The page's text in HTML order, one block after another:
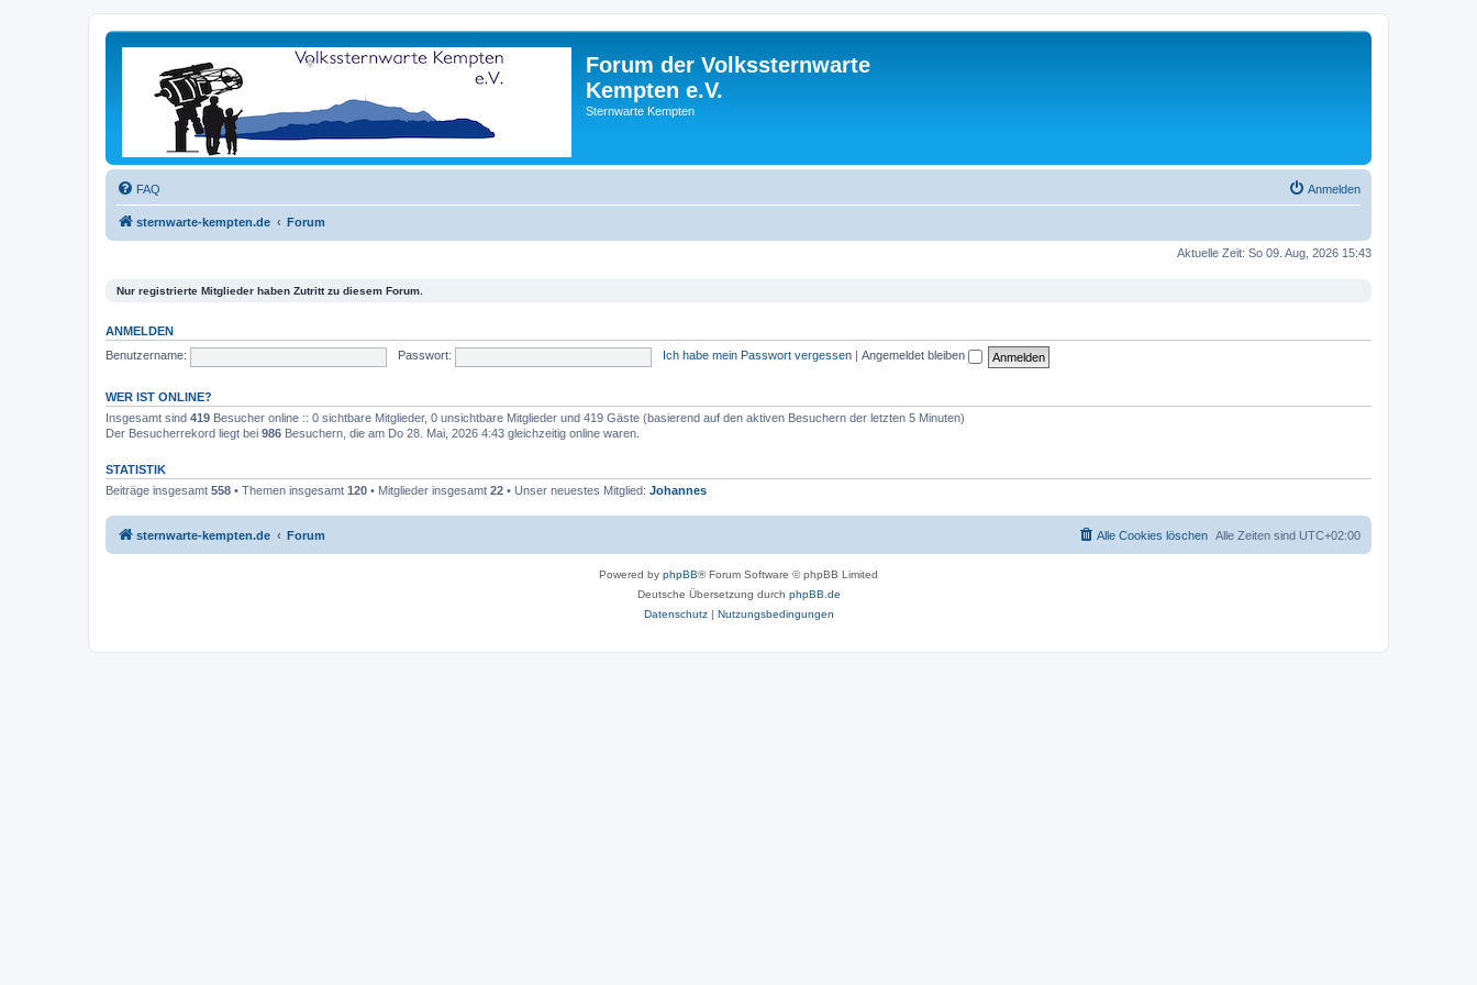
Forum der Volkssternwarte
Kempten e.V.
Sternwarte Kempten
FAQ Anmelden
sternwarte-kempten.de Forum
Aktuelle Zeit: So 09. Aug, 2026 15:43
Nur registrierte Mitglieder haben Zutritt zu diesem Forum.
ANMELDEN
Benutzername:
Passwort: Ich habe mein Passwort vergessen Angemeldet bleiben
WER IST ONLINE?
Insgesamt sind 419 Besucher online :: 0 sichtbare Mitglieder, 0 unsichtbare Mitglieder und 419 Gäste (basierend auf den aktiven Besuchern der letzten 5 Minuten)
Der Besucherrekord liegt bei 986 Besuchern, die am Do 28. Mai, 2026 4:43 gleichzeitig online waren.
STATISTIK
Beiträge insgesamt 558 • Themen insgesamt 120 • Mitglieder insgesamt 22 • Unser neuestes Mitglied: Johannes
sternwarte-kempten.de Forum Alle Zeiten sind UTC+02:00
Alle Cookies löschen
Powered by phpBB® Forum Software © phpBB Limited
Deutsche Übersetzung durch phpBB.de
Datenschutz| Nutzungsbedingungen